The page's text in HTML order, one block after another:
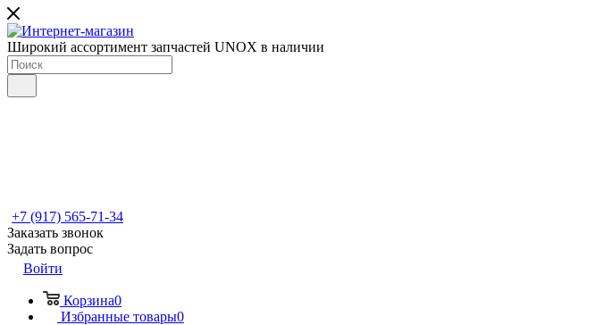
Широкий ассортимент запчастей UNOX в наличии
+7 (917) 565-71-34
Заказать звонок
Задать вопрос
Войти
Корзина0
Избранные товары0